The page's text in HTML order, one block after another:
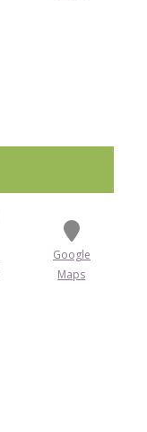
Google
Maps